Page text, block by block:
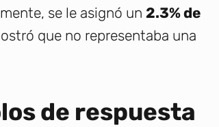
se le asignó un 2.3% de
que no representaba una
de respuesta